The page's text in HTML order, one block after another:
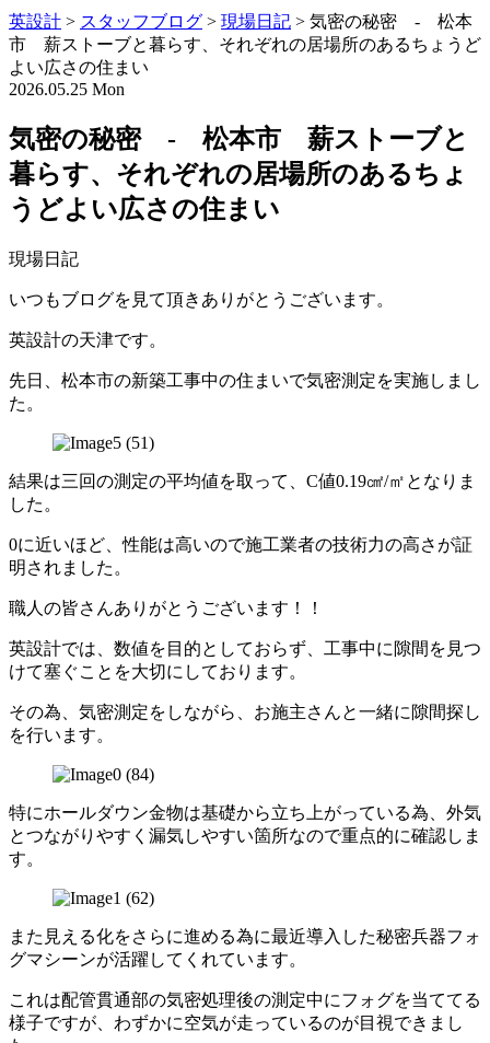
英設計 > スタッフブログ > 現場日記 > 気密の秘密 - 松本
市 薪ストーブと暮らす、それぞれの居場所のあるちょうど
よい広さの住まい
2026.05.25 Mon
気密の秘密 - 松本市 薪ストーブと
暮らす、それぞれの居場所のあるちょ
うどよい広さの住まい
現場日記
いつもブログを見て頂きありがとうございます。
英設計の天津です。
先日、松本市の新築工事中の住まいで気密測定を実施しまし
た。
結果は三回の測定の平均値を取って、C値0.19㎠/㎡となりま
した。
0に近いほど、性能は高いので施工業者の技術力の高さが証
明されました。
職人の皆さんありがとうございます！！
英設計では、数値を目的としておらず、工事中に隙間を見つ
けて塞ぐことを大切にしております。
その為、気密測定をしながら、お施主さんと一緒に隙間探し
を行います。
特にホールダウン金物は基礎から立ち上がっている為、外気
とつながりやすく漏気しやすい箇所なので重点的に確認しま
す。
また見える化をさらに進める為に最近導入した秘密兵器フォ
グマシーンが活躍してくれています。
これは配管貫通部の気密処理後の測定中にフォグを当ててる
様子ですが、わずかに空気が走っているのが目視できまし